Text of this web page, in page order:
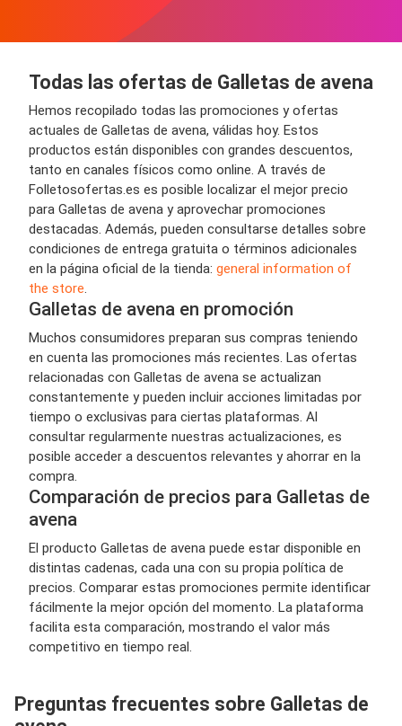
Todas las ofertas de Galletas de avena
Hemos recopilado todas las promociones y ofertas
actuales de Galletas de avena, válidas hoy. Estos
productos están disponibles con grandes descuentos,
tanto en canales físicos como online. A través de
Folletosofertas.es es posible localizar el mejor precio
para Galletas de avena y aprovechar promociones
destacadas. Además, pueden consultarse detalles sobre
condiciones de entrega gratuita o términos adicionales
en la página oficial de la tienda: general information of
the store.
Galletas de avena en promoción
Muchos consumidores preparan sus compras teniendo
en cuenta las promociones más recientes. Las ofertas
relacionadas con Galletas de avena se actualizan
constantemente y pueden incluir acciones limitadas por
tiempo o exclusivas para ciertas plataformas. Al
consultar regularmente nuestras actualizaciones, es
posible acceder a descuentos relevantes y ahorrar en la
compra.
Comparación de precios para Galletas de
avena
El producto Galletas de avena puede estar disponible en
distintas cadenas, cada una con su propia política de
precios. Comparar estas promociones permite identificar
fácilmente la mejor opción del momento. La plataforma
facilita esta comparación, mostrando el valor más
competitivo en tiempo real.
Preguntas frecuentes sobre Galletas de